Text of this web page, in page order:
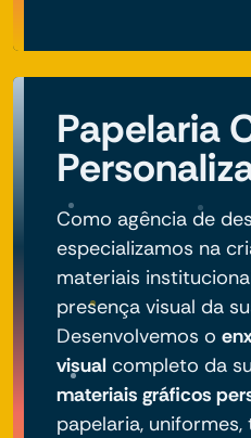
Papelaria
Como agência de
especializamos na
materiais
presença visual da
Desenvolvemos o
visual completo da
materiais gráficos
papelaria,